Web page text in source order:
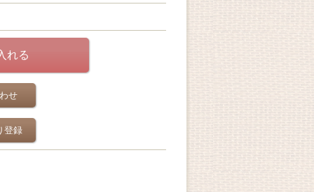
せ
登録